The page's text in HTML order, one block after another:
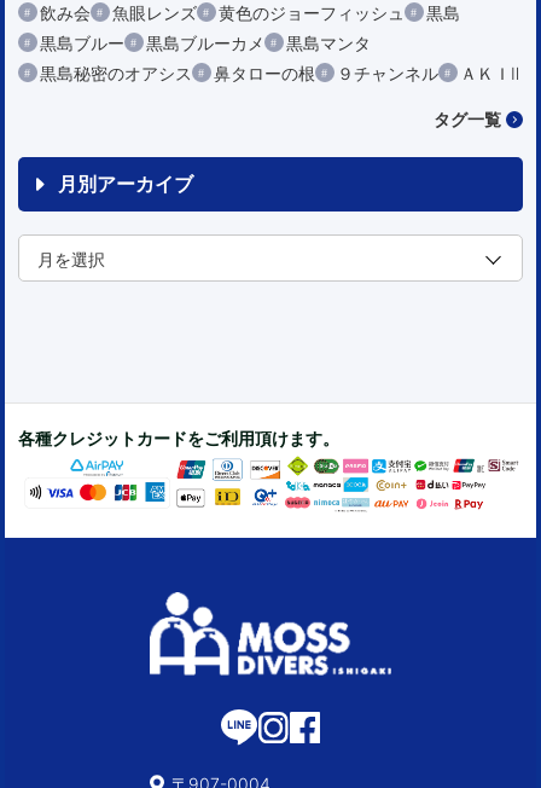
飲み会
魚眼レンズ 黄色のジョーフィッシュ
黒島
黒島ブルー
黒島ブルーカメ
黒島マンタ
黒島秘密のオアシス
鼻タローの根 ９チャンネル ＡＫＩⅡ
タグ一覧
月別アーカイブ
各種クレジットカードをご利用頂けます。